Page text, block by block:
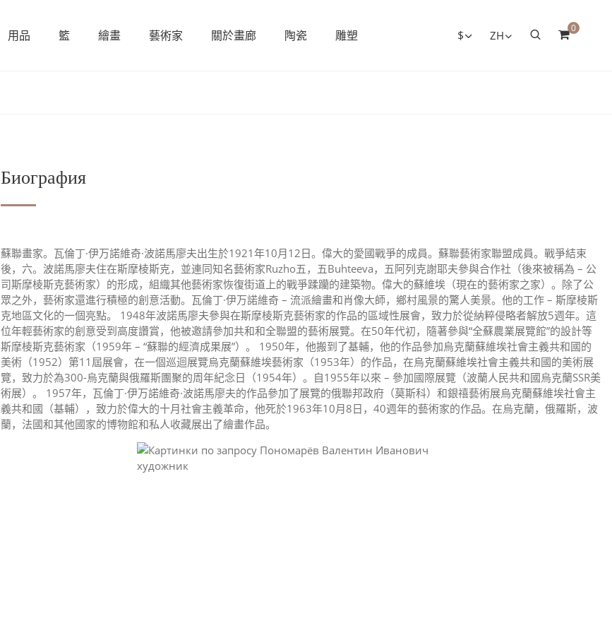
用品 籃 繪畫 藝術家 關於畫廊 陶瓷 雕塑 $ ZH
0
Биография
蘇聯畫家。瓦倫丁·伊万諾維奇·波諾馬廖夫出生於1921年10月12日。偉大的愛國戰爭的成員。蘇聯藝術家聯盟成員。戰爭結束
後，六。波諾馬廖夫住在斯摩棱斯克，並連同知名藝術家Ruzho五，五Buhteeva，五阿列克謝耶夫參與合作社（後來被稱為 – 公
司斯摩棱斯克藝術家）的形成，組織其他藝術家恢復街道上的戰爭蹂躪的建築物。偉大的蘇維埃（現在的藝術家之家）。除了公
眾之外，藝術家還進行積極的創意活動。瓦倫丁·伊万諾維奇 – 流派繪畫和肖像大師，鄉村風景的驚人美景。他的工作 – 斯摩棱斯
克地區文化的一個亮點。 1948年波諾馬廖夫參與在斯摩棱斯克藝術家的作品的區域性展會，致力於從納粹侵略者解放5週年。這
位年輕藝術家的創意受到高度讚賞，他被邀請參加共和和全聯盟的藝術展覽。在50年代初，隨著參與“全蘇農業展覽館”的設計等
斯摩棱斯克藝術家（1959年 – “蘇聯的經濟成果展”）。 1950年，他搬到了基輔，他的作品參加烏克蘭蘇維埃社會主義共和國的
美術（1952）第11屆展會，在一個巡迴展覽烏克蘭蘇維埃藝術家（1953年）的作品，在烏克蘭蘇維埃社會主義共和國的美術展
覽，致力於為300-烏克蘭與俄羅斯團聚的周年紀念日（1954年）。自1955年以來 – 參加國際展覽（波蘭人民共和國烏克蘭SSR美
術展）。 1957年，瓦倫丁·伊万諾維奇·波諾馬廖夫的作品參加了展覽的俄聯邦政府（莫斯科）和銀禧藝術展烏克蘭蘇維埃社會主
義共和國（基輔），致力於偉大的十月社會主義革命，他死於1963年10月8日，40週年的藝術家的作品。在烏克蘭，俄羅斯，波
蘭，法國和其他國家的博物館和私人收藏展出了繪畫作品。